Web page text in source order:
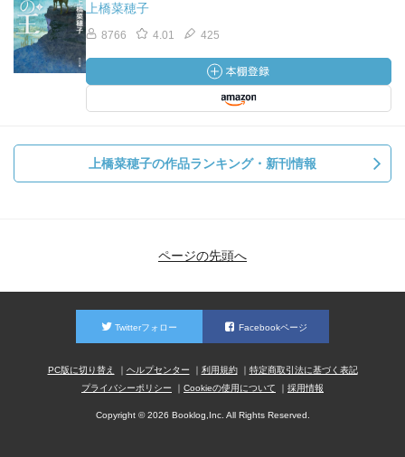
上橋菜穂子
8766 4.01 425
上橋菜穂子の作品ランキング・新刊情報
ページの先頭へ
Twitterフォロー Facebookページ
PC版に切り替え ヘルプセンター 利用規約
特定商取引法に基づく表記
プライバシーポリシー
Cookieの使用について 採用情報
Copyright © 2026 Booklog,Inc. All Rights Reserved.